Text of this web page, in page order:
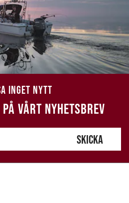
INGET NYTT
VÅRT NYHETSBREV
SKICKA